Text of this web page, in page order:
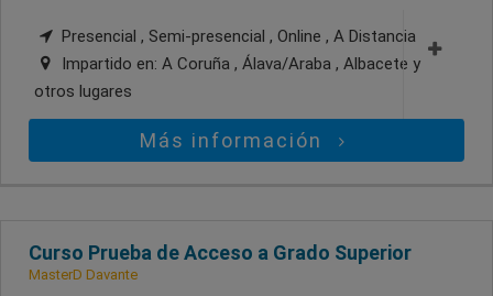
Presencial , Semi-presencial , Online , A Distancia
Impartido en: A Coruña , Álava/Araba , Albacete y
otros lugares
Más información
Curso Prueba de Acceso a Grado Superior
MasterD Davante